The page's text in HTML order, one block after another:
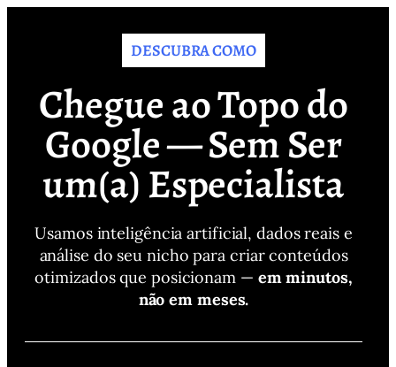
DESCUBRA COMO
Chegue ao Topo do
Google — Sem Ser
um(a) Especialista
Usamos inteligência artificial, dados reais e
análise do seu nicho para criar conteúdos
otimizados que posicionam — em minutos,
não em meses.